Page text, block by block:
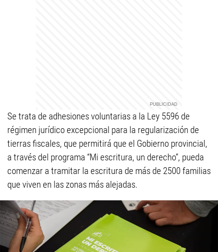
Se trata de adhesiones voluntarias a la Ley 5596 de
régimen jurídico excepcional para la regularización de
tierras fiscales, que permitirá que el Gobierno provincial,
a través del programa “Mi escritura, un derecho”, pueda
comenzar a tramitar la escritura de más de 2500 familias
que viven en las zonas más alejadas.